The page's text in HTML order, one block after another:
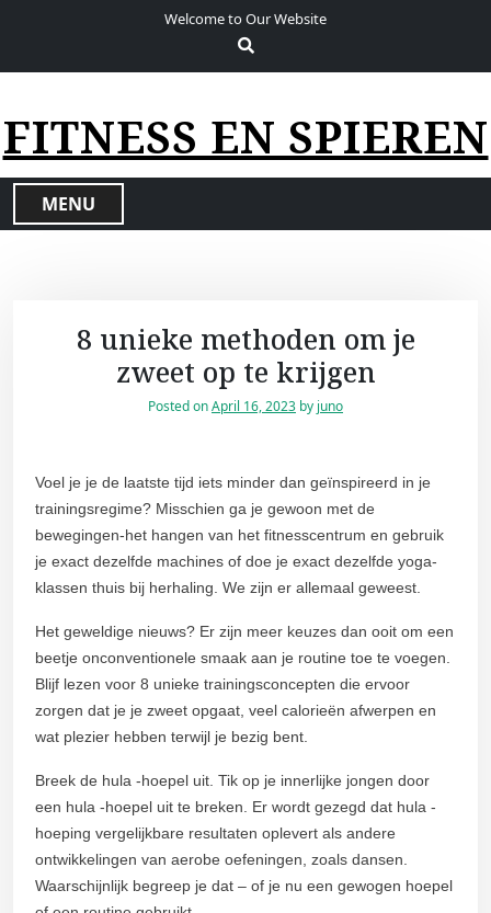
t
o
Welcome to Our Website
FITNESS EN SPIEREN
MENU
8 unieke methoden om je
zweet op te krijgen
Posted onApril 16, 2023 by juno
Voel je je de laatste tijd iets minder dan geïnspireerd in je
trainingsregime? Misschien ga je gewoon met de
bewegingen-het hangen van het fitnesscentrum en gebruik
je exact dezelfde machines of doe je exact dezelfde yoga-
klassen thuis bij herhaling. We zijn er allemaal geweest.
Het geweldige nieuws? Er zijn meer keuzes dan ooit om een
beetje onconventionele smaak aan je routine toe te voegen.
Blijf lezen voor 8 unieke trainingsconcepten die ervoor
zorgen dat je je zweet opgaat, veel calorieën afwerpen en
wat plezier hebben terwijl je bezig bent.
Breek de hula -hoepel uit. Tik op je innerlijke jongen door
een hula -hoepel uit te breken. Er wordt gezegd dat hula -
hoeping vergelijkbare resultaten oplevert als andere
ontwikkelingen van aerobe oefeningen, zoals dansen.
Waarschijnlijk begreep je dat – of je nu een gewogen hoepel